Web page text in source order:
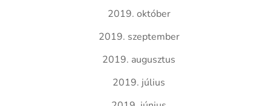
2019. október
2019. szeptember
2019. augusztus
2019. július